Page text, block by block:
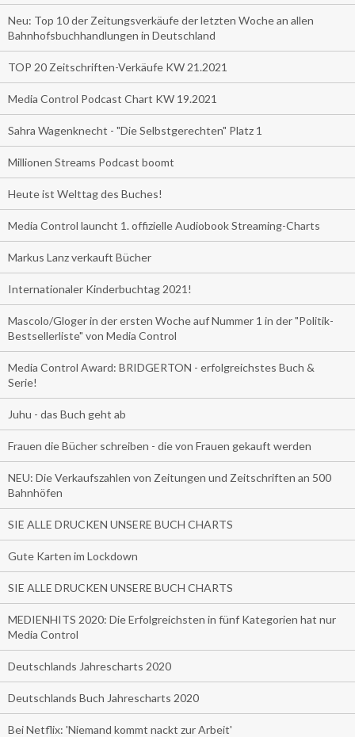
Neu: Top 10 der Zeitungsverkäufe der letzten Woche an allen
Bahnhofsbuchhandlungen in Deutschland
TOP 20 Zeitschriften-Verkäufe KW 21.2021
Media Control Podcast Chart KW 19.2021
Sahra Wagenknecht - "Die Selbstgerechten" Platz 1
Millionen Streams Podcast boomt
Heute ist Welttag des Buches!
Media Control launcht 1. offizielle Audiobook Streaming-Charts
Markus Lanz verkauft Bücher
Internationaler Kinderbuchtag 2021!
Mascolo/Gloger in der ersten Woche auf Nummer 1 in der "Politik-
Bestsellerliste" von Media Control
Media Control Award: BRIDGERTON - erfolgreichstes Buch &
Serie!
Juhu - das Buch geht ab
Frauen die Bücher schreiben - die von Frauen gekauft werden
NEU: Die Verkaufszahlen von Zeitungen und Zeitschriften an 500
Bahnhöfen
SIE ALLE DRUCKEN UNSERE BUCH CHARTS
Gute Karten im Lockdown
SIE ALLE DRUCKEN UNSERE BUCH CHARTS
MEDIENHITS 2020: Die Erfolgreichsten in fünf Kategorien hat nur
Media Control
Deutschlands Jahrescharts 2020
Deutschlands Buch Jahrescharts 2020
Bei Netflix: 'Niemand kommt nackt zur Arbeit'